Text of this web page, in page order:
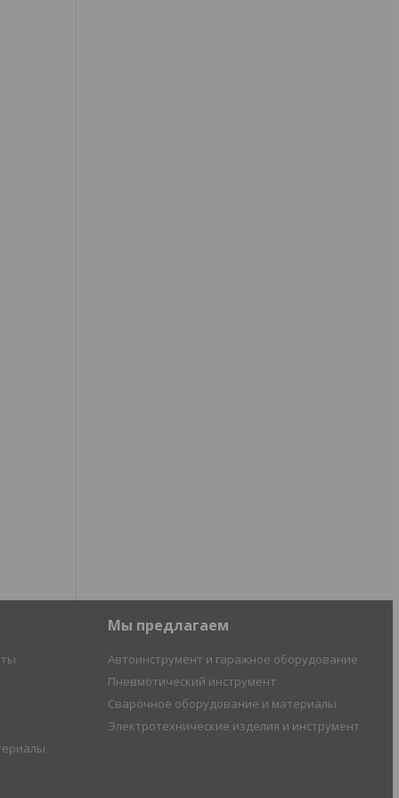
Мы предлагаем
Автоинструмент и гаражное оборудование
Пневмотический инструмент
Сварочное оборудование и материалы
Электротехнические изделия и инструмент